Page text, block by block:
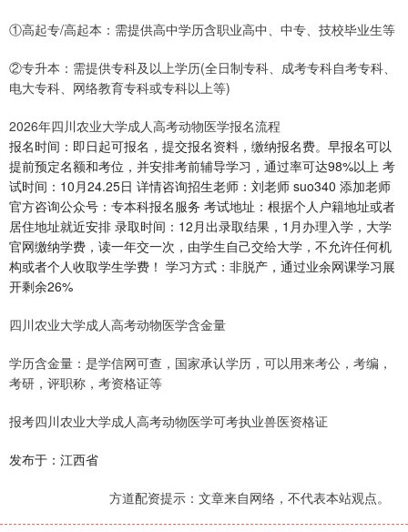
①高起专/高起本：需提供高中学历含职业高中、中专、技校毕业生等
②专升本：需提供专科及以上学历(全日制专科、成考专科自考专科、
电大专科、网络教育专科或专科以上等)
2026年四川农业大学成人高考动物医学报名流程
报名时间：即日起可报名，提交报名资料，缴纳报名费。早报名可以
提前预定名额和考位，并安排考前辅导学习，通过率可达98%以上 考
试时间：10月24.25日 详情咨询招生老师：刘老师 suo340 添加老师
官方咨询公众号：专本科报名服务 考试地址：根据个人户籍地址或者
居住地址就近安排 录取时间：12月出录取结果，1月办理入学，大学
官网缴纳学费，读一年交一次，由学生自己交给大学，不允许任何机
构或者个人收取学生学费！ 学习方式：非脱产，通过业余网课学习展
开剩余26%
四川农业大学成人高考动物医学含金量
学历含金量：是学信网可查，国家承认学历，可以用来考公，考编，
考研，评职称，考资格证等
报考四川农业大学成人高考动物医学可考执业兽医资格证
发布于：江西省
方道配资提示：文章来自网络，不代表本站观点。